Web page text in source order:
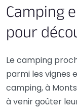
Camping
pour
Le camping
parmi les vignes
camping, à
à venir goûter